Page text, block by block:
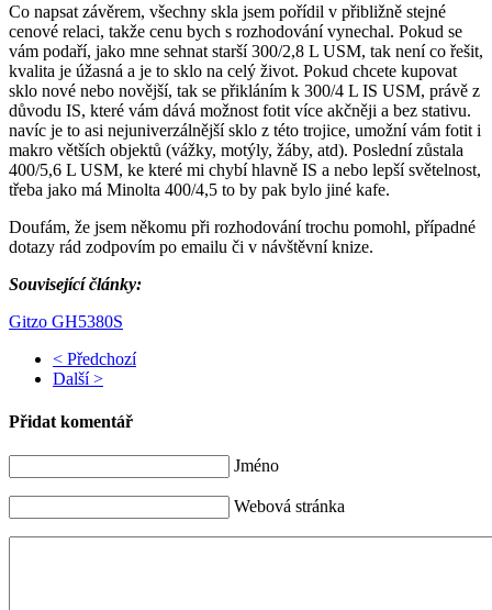
Co napsat závěrem, všechny skla jsem pořídil v přibližně stejné
cenové relaci, takže cenu bych s rozhodování vynechal. Pokud se
vám podaří, jako mne sehnat starší 300/2,8 L USM, tak není co řešit,
kvalita je úžasná a je to sklo na celý život. Pokud chcete kupovat
sklo nové nebo novější, tak se přikláním k 300/4 L IS USM, právě z
důvodu IS, které vám dává možnost fotit více akčněji a bez stativu.
navíc je to asi nejuniverzálnější sklo z této trojice, umožní vám fotit i
makro větších objektů (vážky, motýly, žáby, atd). Poslední zůstala
400/5,6 L USM, ke které mi chybí hlavně IS a nebo lepší světelnost,
třeba jako má Minolta 400/4,5 to by pak bylo jiné kafe.
Doufám, že jsem někomu při rozhodování trochu pomohl, případné
dotazy rád zodpovím po emailu či v návštěvní knize.
Související články:
Gitzo GH5380S
< Předchozí
Další >
Přidat komentář
Jméno
Webová stránka